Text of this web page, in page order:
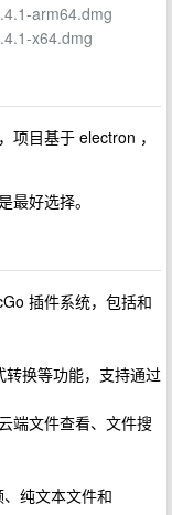
arm64.dmg
x64.dmg
项目基于 electron ，
最好选择。
插件系统，包括和
换等功能，支持通过
端文件查看、文件搜
纯文本文件和